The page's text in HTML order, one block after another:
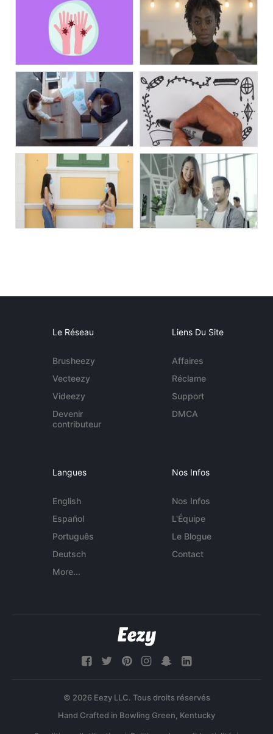
Le Réseau
Brusheezy
Vecteezy
Videezy
Devenir
contributeur
Liens Du Site
Affaires
Réclame
Support
DMCA
Langues
English
Español
Português
Deutsch
More...
Nos Infos
Nos Infos
L'Équipe
Le Blogue
Contact
© 2026 Eezy LLC. Tous droits réservés